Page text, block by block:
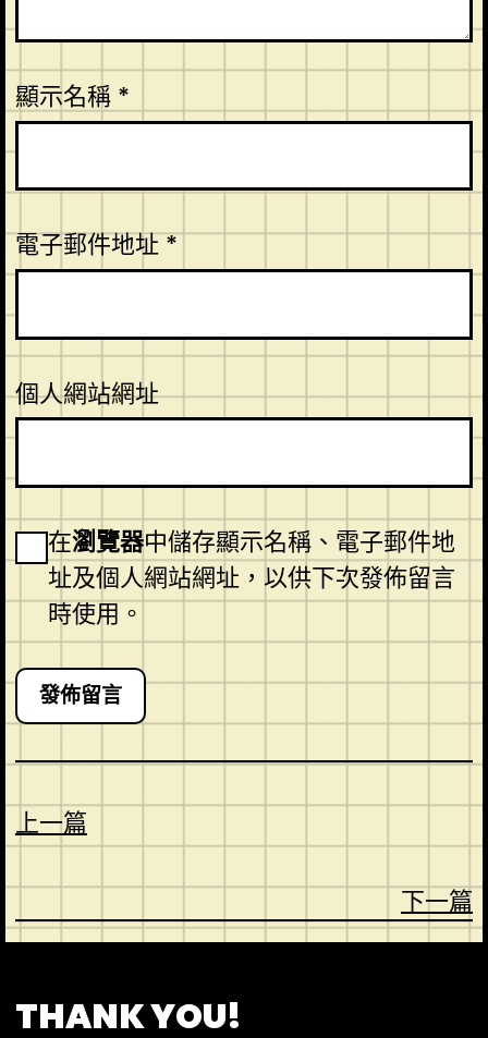
顯示名稱 *
電子郵件地址*
個人網站網址
在瀏覽器中儲存顯示名稱、電子郵件地
址及個人網站網址，以供下次發佈留言
時使用。
上一篇
下一篇
THANK YOU!